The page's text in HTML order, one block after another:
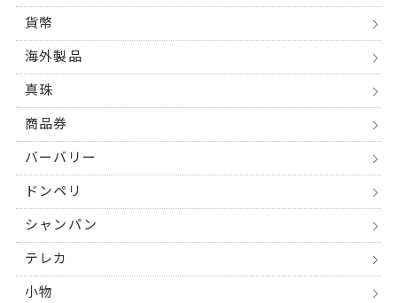
貨幣
海外製品
真珠
商品券
バーバリー
ドンペリ
シャンパン
テレカ
小物